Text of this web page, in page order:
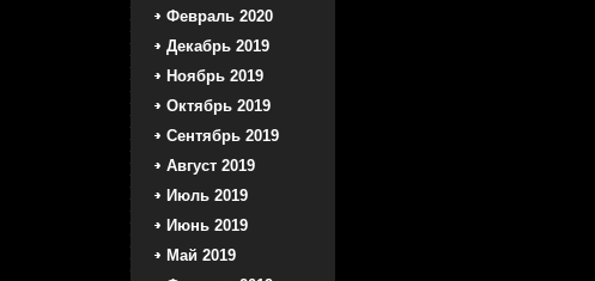
Февраль 2020
Декабрь 2019
Ноябрь 2019
Октябрь 2019
Сентябрь 2019
Август 2019
Июль 2019
Июнь 2019
Май 2019